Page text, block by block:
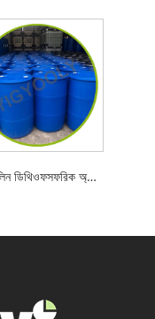
ডায়ানিলিন ডিথিওফসফরিক অ্যাসিড